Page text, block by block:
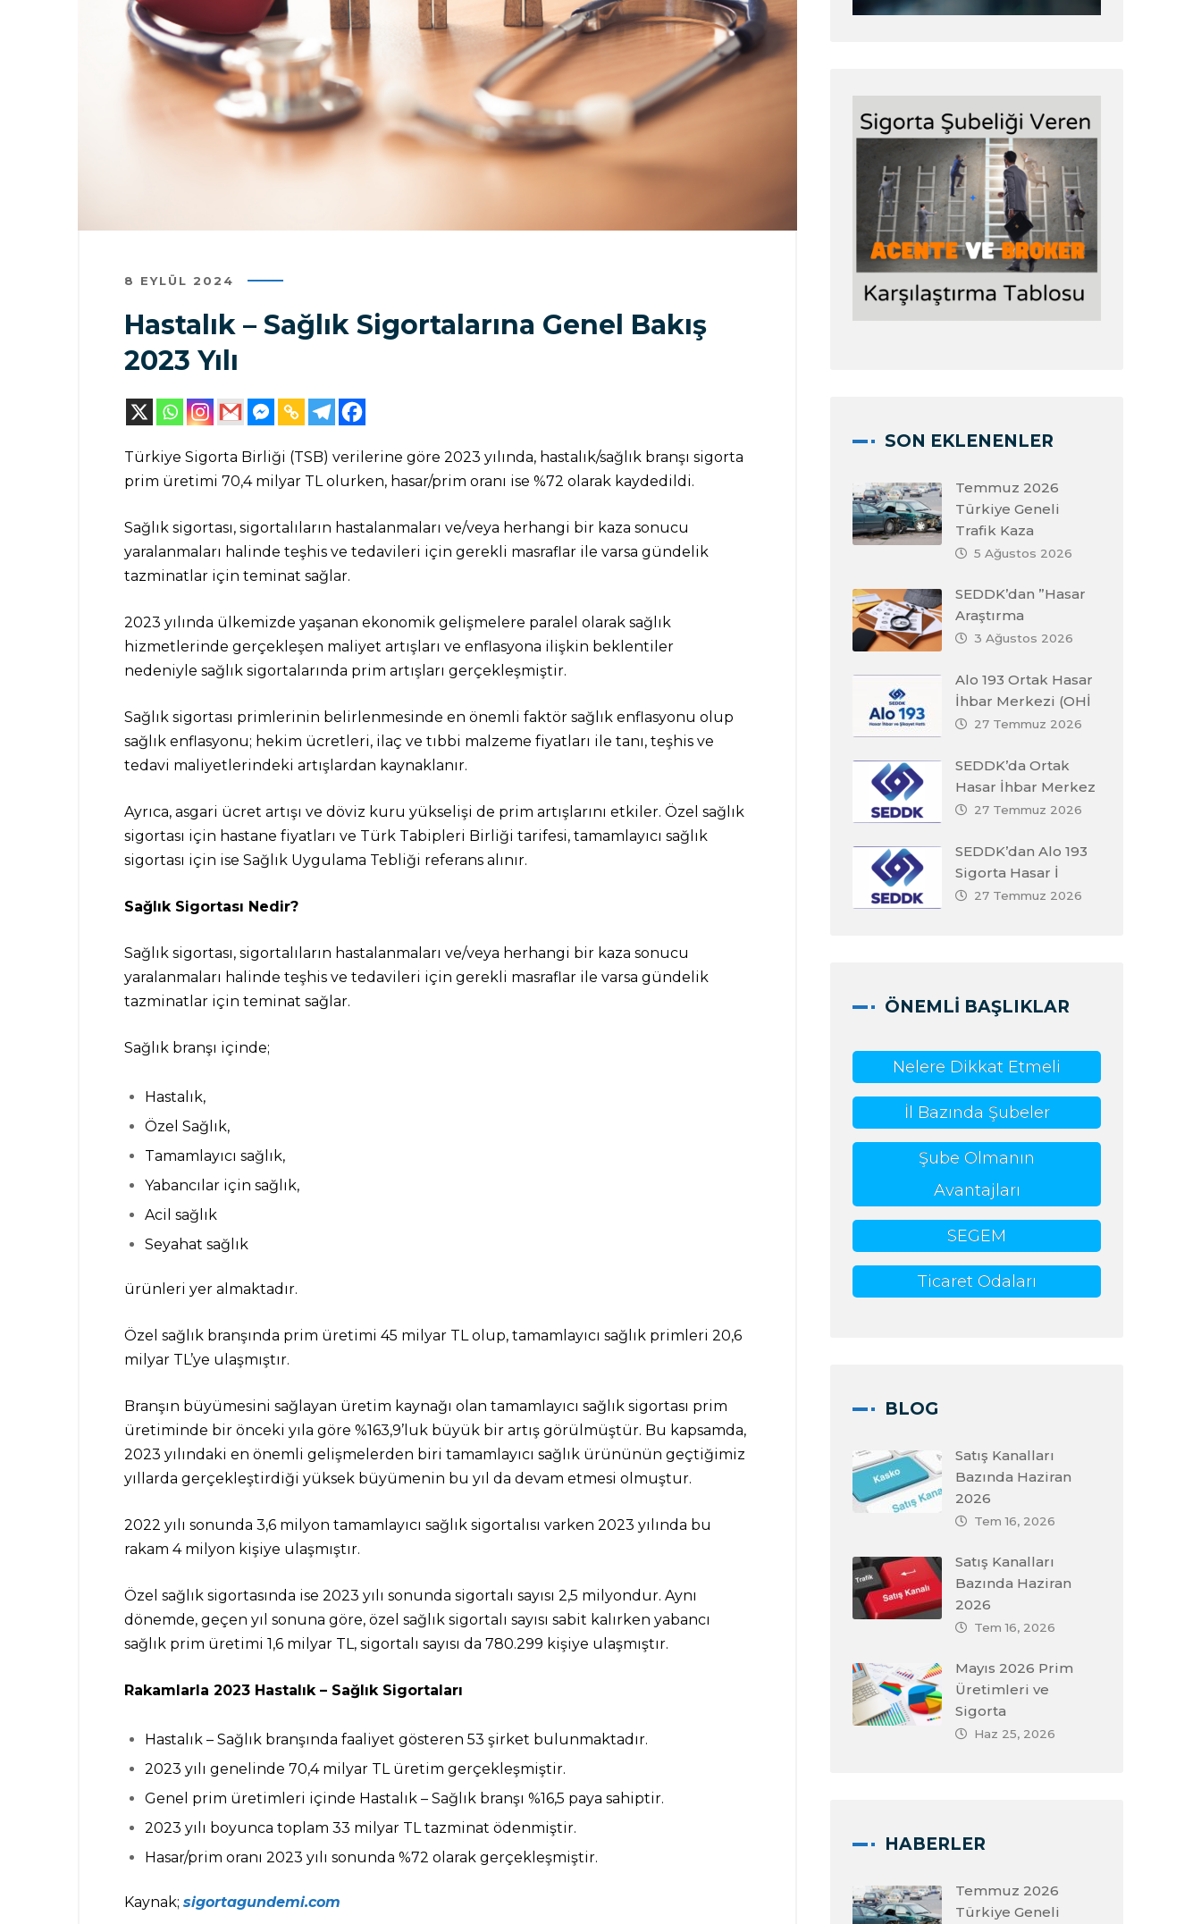
8 EYLÜL 2024
Hastalık – Sağlık Sigortalarına Genel Bakış
2023 Yılı
Türkiye Sigorta Birliği (TSB) verilerine göre 2023 yılında, hastalık/sağlık branşı sigorta
prim üretimi 70,4 milyar TL olurken, hasar/prim oranı ise %72 olarak kaydedildi.
Sağlık sigortası, sigortalıların hastalanmaları ve/veya herhangi bir kaza sonucu
yaralanmaları halinde teşhis ve tedavileri için gerekli masraflar ile varsa gündelik
tazminatlar için teminat sağlar.
2023 yılında ülkemizde yaşanan ekonomik gelişmelere paralel olarak sağlık
hizmetlerinde gerçekleşen maliyet artışları ve enflasyona ilişkin beklentiler
nedeniyle sağlık sigortalarında prim artışları gerçekleşmiştir.
Sağlık sigortası primlerinin belirlenmesinde en önemli faktör sağlık enflasyonu olup
sağlık enflasyonu; hekim ücretleri, ilaç ve tıbbi malzeme fiyatları ile tanı, teşhis ve
tedavi maliyetlerindeki artışlardan kaynaklanır.
Ayrıca, asgari ücret artışı ve döviz kuru yükselişi de prim artışlarını etkiler. Özel sağlık
sigortası için hastane fiyatları ve Türk Tabipleri Birliği tarifesi, tamamlayıcı sağlık
sigortası için ise Sağlık Uygulama Tebliği referans alınır.
Sağlık Sigortası Nedir?
Sağlık sigortası, sigortalıların hastalanmaları ve/veya herhangi bir kaza sonucu
yaralanmaları halinde teşhis ve tedavileri için gerekli masraflar ile varsa gündelik
tazminatlar için teminat sağlar.
Sağlık branşı içinde;
Hastalık,
Özel Sağlık,
Tamamlayıcı sağlık,
Yabancılar için sağlık,
Acil sağlık
Seyahat sağlık
ürünleri yer almaktadır.
Özel sağlık branşında prim üretimi 45 milyar TL olup, tamamlayıcı sağlık primleri 20,6
milyar TL’ye ulaşmıştır.
Branşın büyümesini sağlayan üretim kaynağı olan tamamlayıcı sağlık sigortası prim
üretiminde bir önceki yıla göre %163,9’luk büyük bir artış görülmüştür. Bu kapsamda,
2023 yılındaki en önemli gelişmelerden biri tamamlayıcı sağlık ürününün geçtiğimiz
yıllarda gerçekleştirdiği yüksek büyümenin bu yıl da devam etmesi olmuştur.
2022 yılı sonunda 3,6 milyon tamamlayıcı sağlık sigortalısı varken 2023 yılında bu
rakam 4 milyon kişiye ulaşmıştır.
Özel sağlık sigortasında ise 2023 yılı sonunda sigortalı sayısı 2,5 milyondur. Aynı
dönemde, geçen yıl sonuna göre, özel sağlık sigortalı sayısı sabit kalırken yabancı
sağlık prim üretimi 1,6 milyar TL, sigortalı sayısı da 780.299 kişiye ulaşmıştır.
Rakamlarla 2023 Hastalık – Sağlık Sigortaları
Hastalık – Sağlık branşında faaliyet gösteren 53 şirket bulunmaktadır.
2023 yılı genelinde 70,4 milyar TL üretim gerçekleşmiştir.
Genel prim üretimleri içinde Hastalık – Sağlık branşı %16,5 paya sahiptir.
2023 yılı boyunca toplam 33 milyar TL tazminat ödenmiştir.
Hasar/prim oranı 2023 yılı sonunda %72 olarak gerçekleşmiştir.
Kaynak; sigortagundemi.com
SON EKLENENLER
Temmuz 2026
Türkiye Geneli
Trafik Kaza
5 Ağustos 2026
SEDDK’dan ”Hasar
Araştırma
3 Ağustos 2026
Alo 193 Ortak Hasar
İhbar Merkezi (OHİ
27 Temmuz 2026
SEDDK’da Ortak
Hasar İhbar Merkez
27 Temmuz 2026
SEDDK’dan Alo 193
Sigorta Hasar İ
27 Temmuz 2026
ÖNEMLI BAŞLIKLAR
Nelere Dikkat Etmeli
İl Bazında Şubeler
Şube Olmanın
Avantajları
SEGEM
Ticaret Odaları
BLOG
Satış Kanalları
Bazında Haziran
2026
Tem 16, 2026
Satış Kanalları
Bazında Haziran
2026
Tem 16, 2026
Mayıs 2026 Prim
Üretimleri ve
Sigorta
Haz 25, 2026
HABERLER
Temmuz 2026
Türkiye Geneli